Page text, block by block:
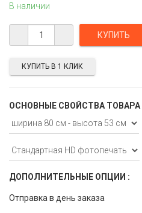
В наличии
ОСНОВНЫЕ СВОЙСТВА ТОВАРА
ДОПОЛНИТЕЛЬНЫЕ ОПЦИИ :
Отправка в день заказа
КУПИТЬ В 1 КЛИК